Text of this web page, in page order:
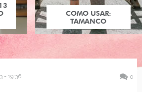
COMO USAR:
TAMANCO
- 19:36 0